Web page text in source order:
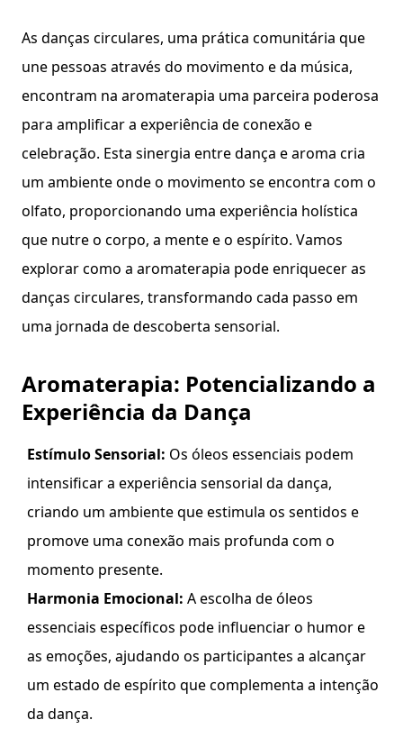
As danças circulares, uma prática comunitária que
une pessoas através do movimento e da música,
encontram na aromaterapia uma parceira poderosa
para amplificar a experiência de conexão e
celebração. Esta sinergia entre dança e aroma cria
um ambiente onde o movimento se encontra com o
olfato, proporcionando uma experiência holística
que nutre o corpo, a mente e o espírito. Vamos
explorar como a aromaterapia pode enriquecer as
danças circulares, transformando cada passo em
uma jornada de descoberta sensorial.
Aromaterapia: Potencializando a
Experiência da Dança
Estímulo Sensorial: Os óleos essenciais podem
intensificar a experiência sensorial da dança,
criando um ambiente que estimula os sentidos e
promove uma conexão mais profunda com o
momento presente.
Harmonia Emocional: A escolha de óleos
essenciais específicos pode influenciar o humor e
as emoções, ajudando os participantes a alcançar
um estado de espírito que complementa a intenção
da dança.